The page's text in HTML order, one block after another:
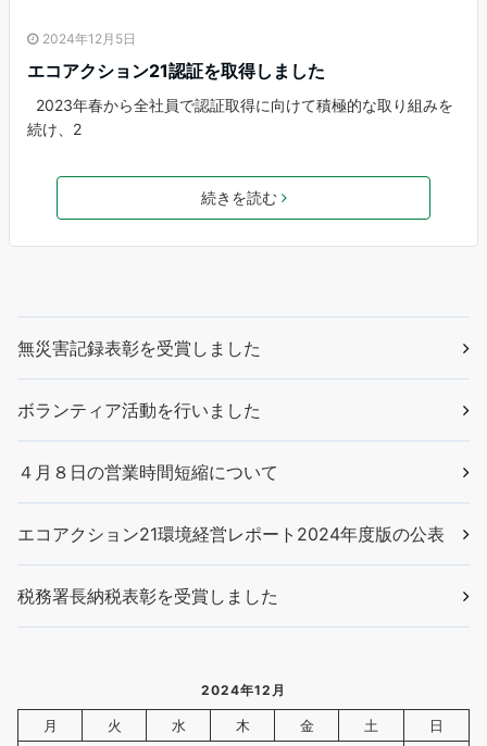
2024年12月5日
エコアクション21認証を取得しました
2023年春から全社員で認証取得に向けて積極的な取り組みを
続け、2
続きを読む
無災害記録表彰を受賞しました
ボランティア活動を行いました
４月８日の営業時間短縮について
エコアクション21環境経営レポート2024年度版の公表
税務署長納税表彰を受賞しました
2024年12月
月 火 水 木 金 土 日